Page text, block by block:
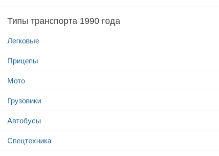
Типы транспорта 1990 года
Легковые
Прицепы
Мото
Грузовики
Автобусы
Спецтехника